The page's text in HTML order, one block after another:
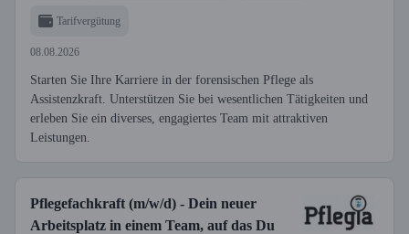
Tarifvergütung
08.08.2026
Starten Sie Ihre Karriere in der forensischen Pflege als
Assistenzkraft. Unterstützen Sie bei wesentlichen Tätigkeiten und
erleben Sie ein diverses, engagiertes Team mit attraktiven
Leistungen.
Pflegefachkraft (m/w/d) - Dein neuer
Arbeitsplatz in einem Team, auf das Du